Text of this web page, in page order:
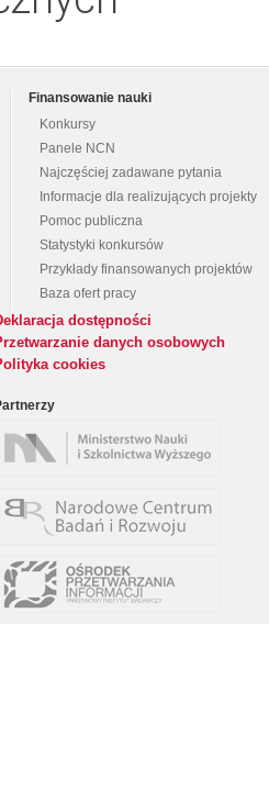
Finansowanie nauki
Konkursy
Panele NCN
Najczęściej zadawane pytania
Informacje dla realizujących projekty
Pomoc publiczna
Statystyki konkursów
Przykłady finansowanych projektów
Baza ofert pracy
dostępności
danych osobowych
cookies